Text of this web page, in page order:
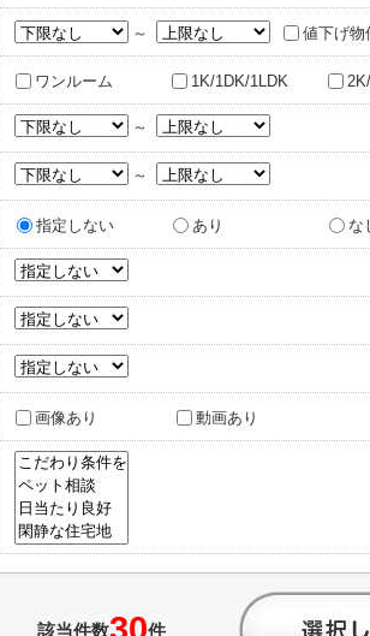
～ 値下げ物
ワンルーム 1K/1DK/1LDK
～
～
指定しない あり な
画像あり 動画あり
該当件数 件